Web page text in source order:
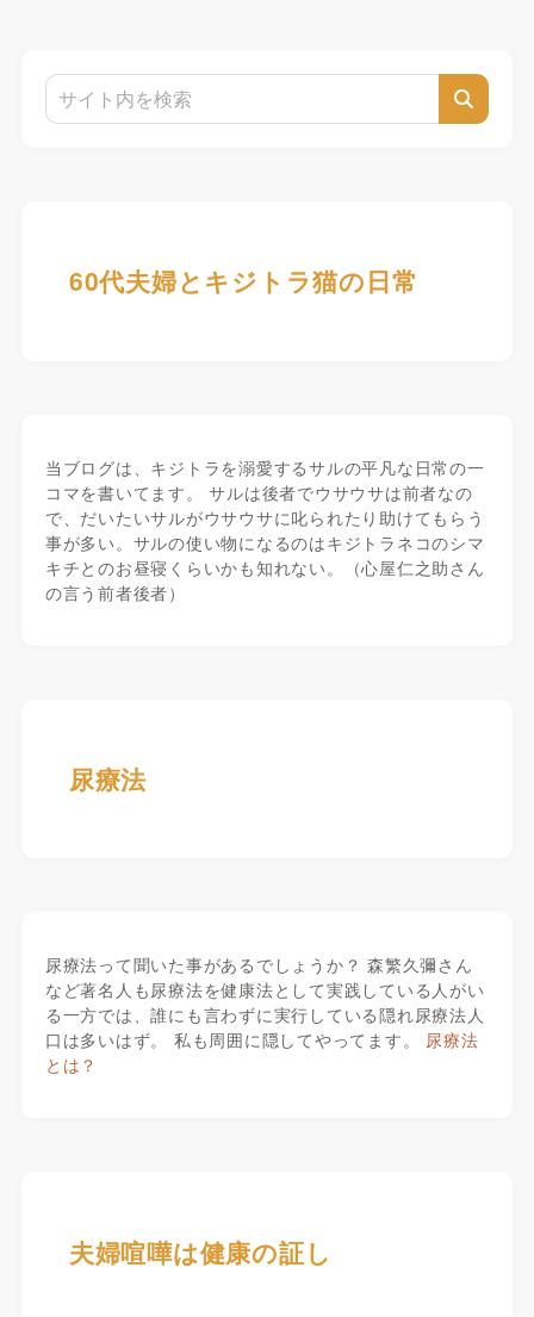
60代夫婦とキジトラ猫の日常
当ブログは、キジトラを溺愛するサルの平凡な日常の一
コマを書いてます。 サルは後者でウサウサは前者なの
で、だいたいサルがウサウサに叱られたり助けてもらう
事が多い。サルの使い物になるのはキジトラネコのシマ
キチとのお昼寝くらいかも知れない。（心屋仁之助さん
の言う前者後者）
尿療法
尿療法って聞いた事があるでしょうか？ 森繁久彌さん
など著名人も尿療法を健康法として実践している人がい
る一方では、誰にも言わずに実行している隠れ尿療法人
口は多いはず。 私も周囲に隠してやってます。 尿療法
とは？
夫婦喧嘩は健康の証し